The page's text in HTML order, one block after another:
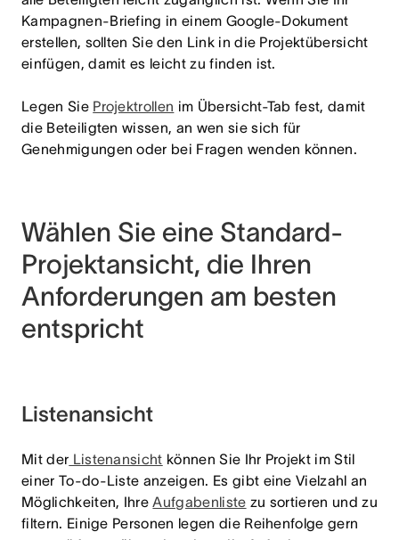
Kampagnen-Briefing in einem Google-Dokument
erstellen, sollten Sie den Link in die Projektübersicht
einfügen, damit es leicht zu finden ist.
Legen Sie Projektrollen im Übersicht-Tab fest, damit
die Beteiligten wissen, an wen sie sich für
Genehmigungen oder bei Fragen wenden können.
Wählen Sie eine Standard-
Projektansicht, die Ihren
Anforderungen am besten
entspricht
Listenansicht
Mit der Listenansicht können Sie Ihr Projekt im Stil
einer To-do-Liste anzeigen. Es gibt eineVielzahl an
Möglichkeiten, IhreAufgabenliste zu sortieren und zu
filtern. Einige Personen legen die Reihenfolge gern